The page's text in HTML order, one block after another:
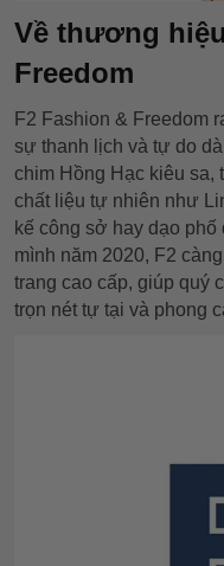
Về thương
Freedom
F2 Fashion & Freedom
sự thanh lịch và tự do
chim Hồng Hạc kiêu
chất liệu tự nhiên như
kế công sở hay dạo
mình năm 2020, F2
trang cao cấp, giúp quý
trọn nét tự tại và phong